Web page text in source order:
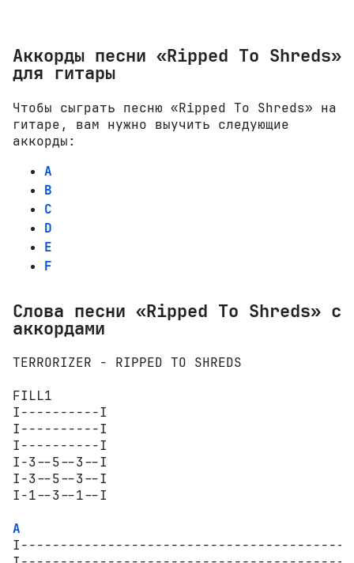
Аккорды песни «Ripped To Shreds»
для гитары
Чтобы сыграть песню «Ripped To Shreds» на
гитаре, вам нужно выучить следующие
аккорды:
A
B
C
D
E
F
Слова песни «Ripped To Shreds» с
аккордами
TERRORIZER - RIPPED TO SHREDS
FILL1
I----------I
I----------I
I----------I
I-3--5--3--I
I-3--5--3--I
I-1--3--1--I
A